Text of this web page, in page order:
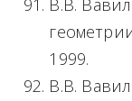
В.В.
1999.
В.В.